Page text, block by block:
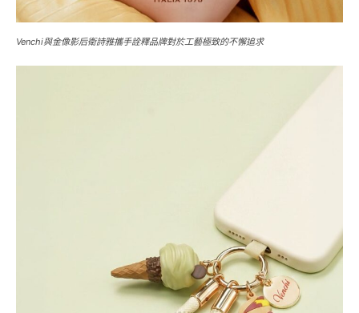
Venchi與金像影后衛詩雅攜手詮釋品牌對於工藝極致的不懈追求